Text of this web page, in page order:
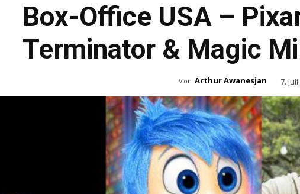
Box-Office USA –
Terminator & Magic
Von Arthur Awanesjan 7.